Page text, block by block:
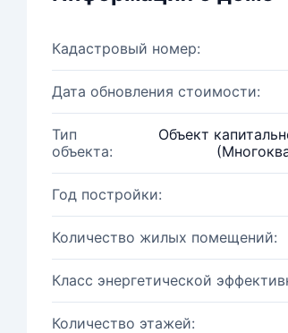
Кадастровый номер:
Дата обновления стоимости:
Тип
объекта:
Объект
Год постройки:
Количество жилых помещений:
Класс энергетической
Количество этажей: